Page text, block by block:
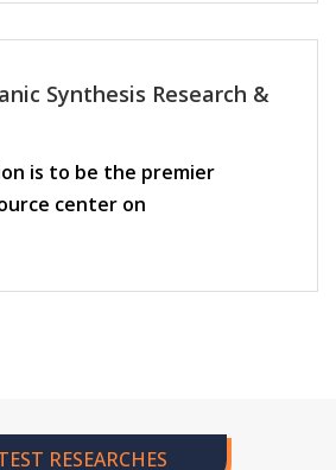
Synthesis Research &
is to be the premier
center on
RESEARCHES